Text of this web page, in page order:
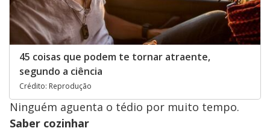
45 coisas que podem te tornar atraente,
segundo a ciência
Crédito: Reprodução
Ninguém aguenta o tédio por muito tempo.
Saber cozinhar